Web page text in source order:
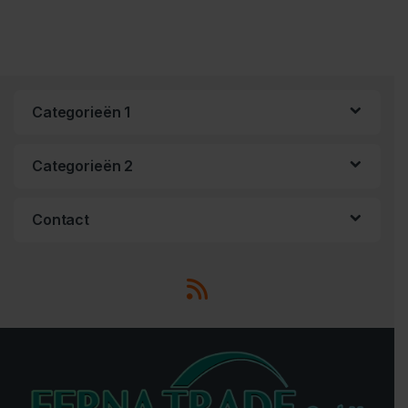
Categorieën 1
Categorieën 2
Contact